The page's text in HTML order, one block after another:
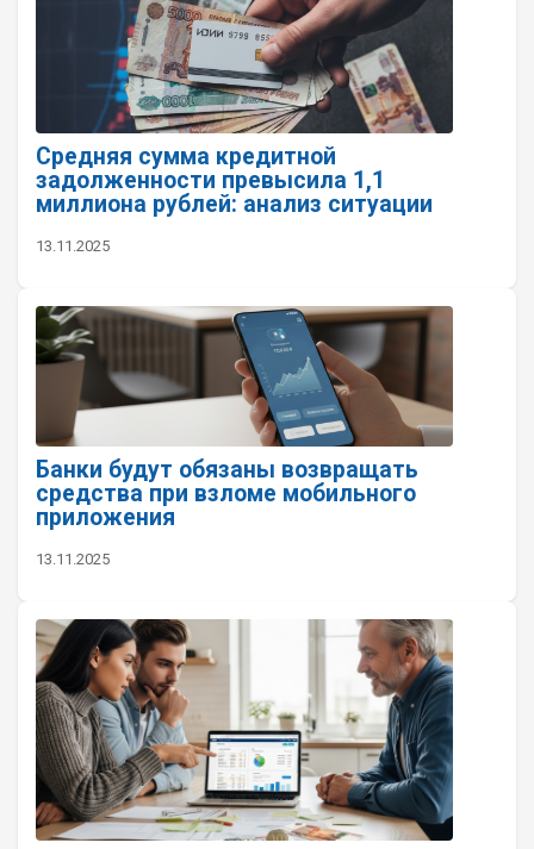
Средняя сумма кредитной
задолженности превысила 1,1
миллиона рублей: анализ ситуации
13.11.2025
Банки будут обязаны возвращать
средства при взломе мобильного
приложения
13.11.2025